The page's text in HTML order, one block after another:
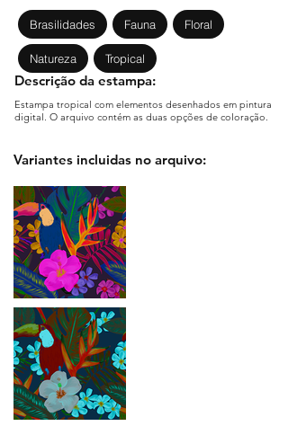
Brasilidades Fauna Floral
Natureza Tropical
Descrição da estampa:
Estampa tropical com elementos desenhados em pintura
digital. O arquivo contém as duas opções de coloração.
Variantes incluidas no arquivo: